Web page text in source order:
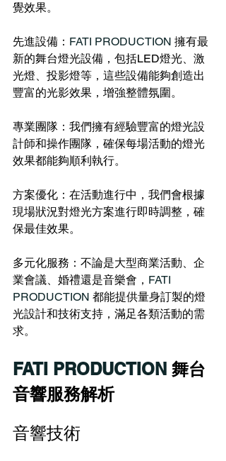
覺效果。
先進設備： FATI PRODUCTION 擁有最
新的舞台燈光設備，包括LED燈光、激
光燈、投影燈等，這些設備能夠創造出
豐富的光影效果，增強整體氛圍。
專業團隊：我們擁有經驗豐富的燈光設
計師和操作團隊，確保每場活動的燈光
效果都能夠順利執行。
方案優化：在活動進行中，我們會根據
現場狀況對燈光方案進行即時調整，確
保最佳效果。
多元化服務：不論是大型商業活動、企
業會議、婚禮還是音樂會， FATI
PRODUCTION 都能提供量身訂製的燈
光設計和技術支持，滿足各類活動的需
求。
FATI PRODUCTION 舞台
音響服務解析
音響技術